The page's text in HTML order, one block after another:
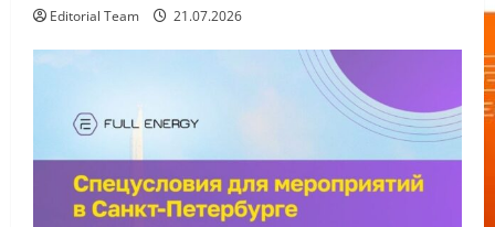
Editorial Team 21.07.2026